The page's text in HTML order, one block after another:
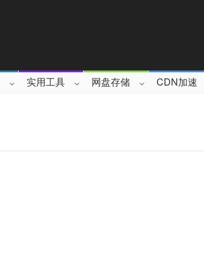
实用工具 网盘存储 CDN加速